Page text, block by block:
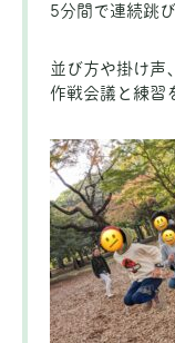
5分間で連続跳
並び方や掛け声
作戦会議と練習